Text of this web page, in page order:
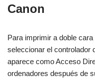
Canon
Para imprimir a doble cara
seleccionar el controlador
aparece como Acceso
ordenadores después de